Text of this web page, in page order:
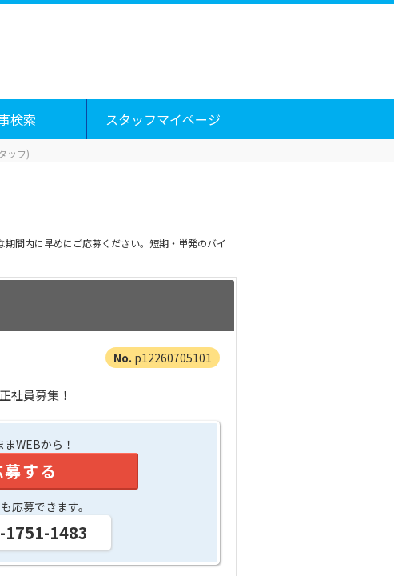
検索 スタッフマイページ
ッフ)
間内に早めにご応募ください。短期・単発のバイ
p12260705101
社員募集！
まWEBから！
する
応募できます。
1751-1483